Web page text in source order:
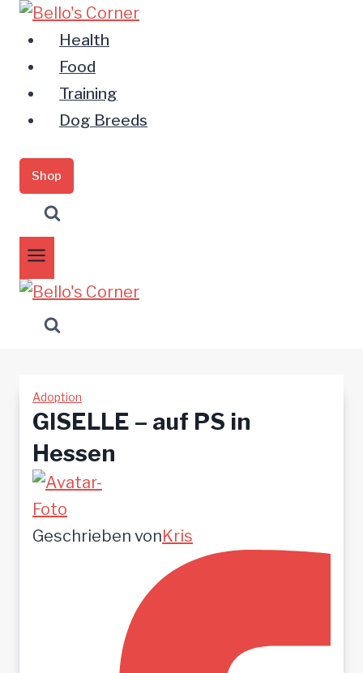
Zum
Inhalt
springen
Health
Food
Training
Dog Breeds
Shop
Adoption
GISELLE – auf PS in
Hessen
Geschrieben vonKris